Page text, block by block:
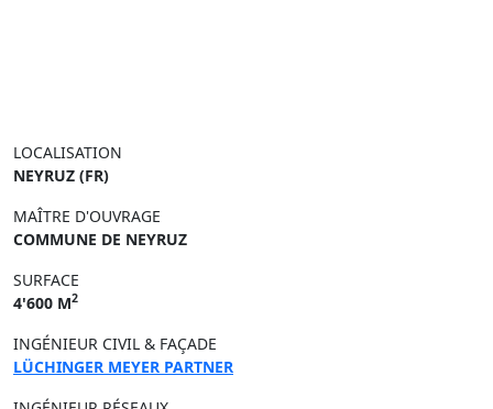
LOCALISATION
NEYRUZ (FR)
MAÎTRE D'OUVRAGE
COMMUNE DE NEYRUZ
SURFACE
4'600 M2
INGÉNIEUR CIVIL & FAÇADE
LÜCHINGER MEYER PARTNER